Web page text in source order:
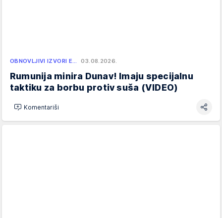
OBNOVLJIVI IZVORI E… 03.08.2026.
Rumunija minira Dunav! Imaju specijalnu
taktiku za borbu protiv suša (VIDEO)
Komentariši